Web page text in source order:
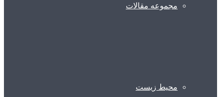
مجموعه مقالات
محیط زیست